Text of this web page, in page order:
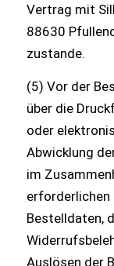
Vertrag mit
88630
zustande.
(5) Vor der
über die
oder
Abwicklung
im
erforderlichen
Bestelldaten,
Auslösen der